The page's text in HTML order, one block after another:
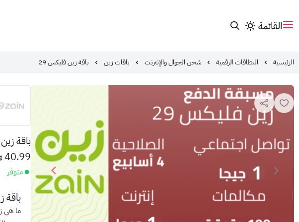
القائمة
الرئيسية البطاقات الرقمية شحن الجوال والإنترنت باقات زين باقة زين فليكس 29
باقة
40.99
متوفر
باقة زين فليكس
ما هي